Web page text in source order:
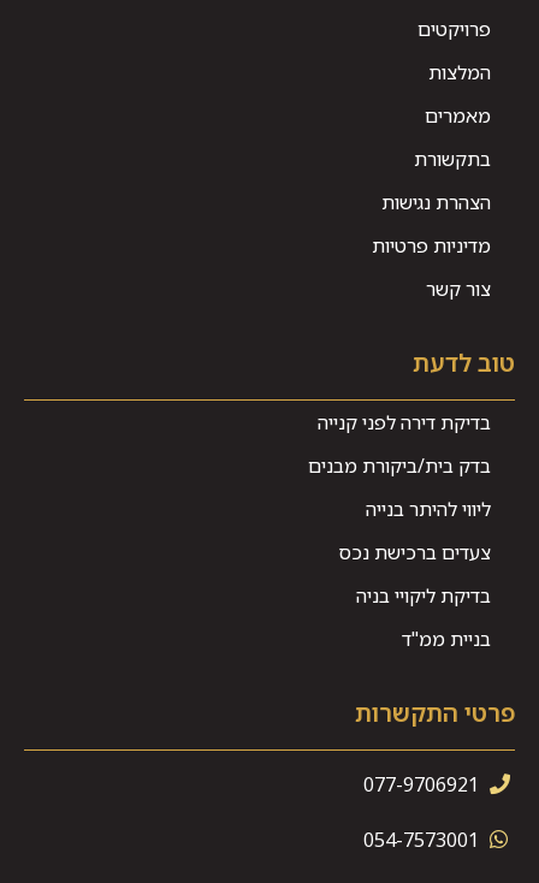
פרויקטים
המלצות
מאמרים
בתקשורת
הצהרת נגישות
מדיניות פרטיות
צור קשר
טוב לדעת
בדיקת דירה לפני קנייה
בדק בית/ביקורת מבנים
ליווי להיתר בנייה
צעדים ברכישת נכס
בדיקת ליקויי בניה
בניית ממ"ד
פרטי התקשרות
077-9706921
054-7573001